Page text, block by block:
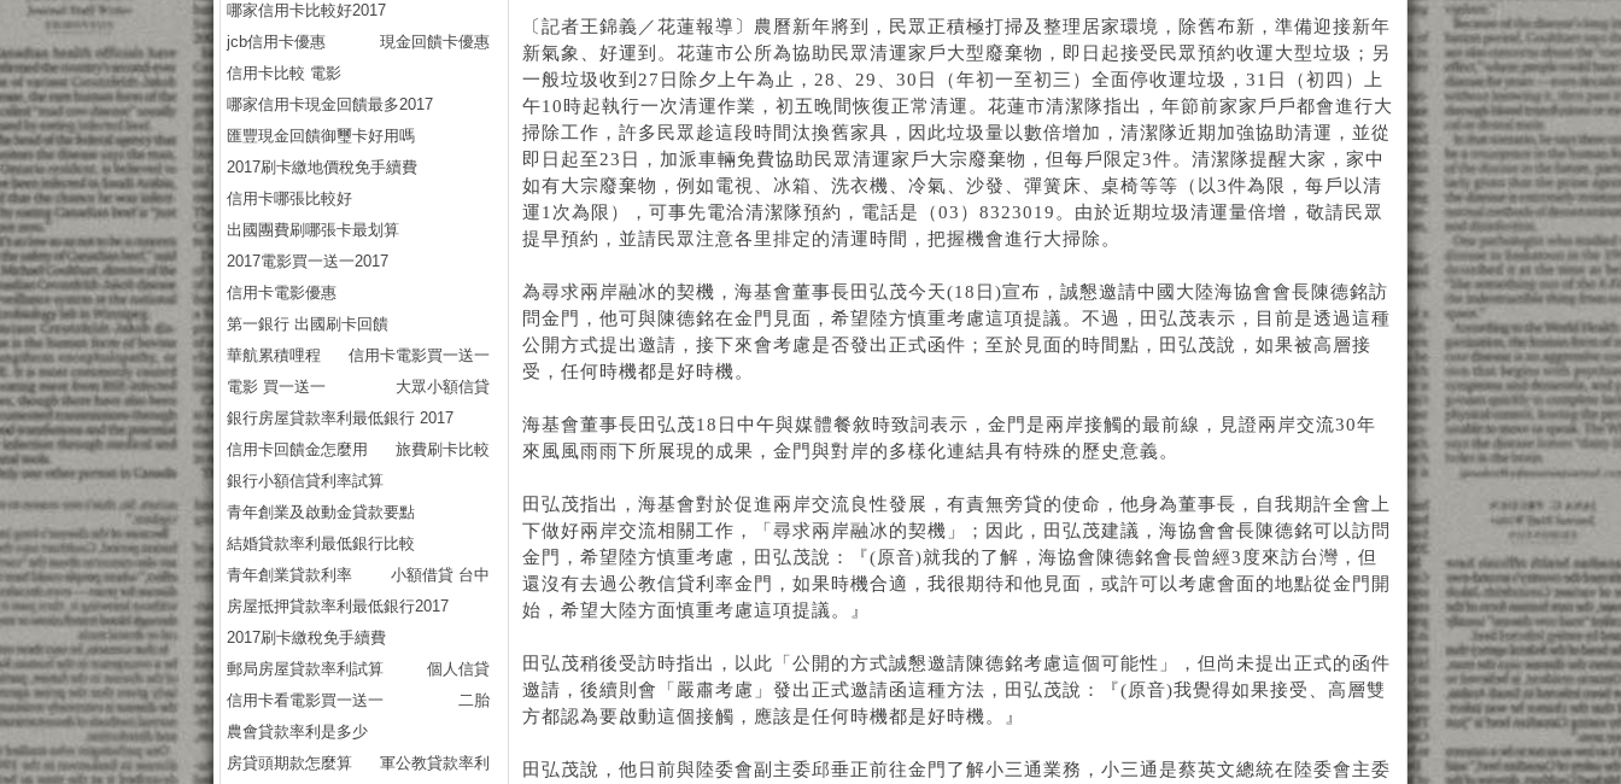
〔記者王錦義／花蓮報導〕農曆新年將到，民眾正積極打掃及整理居家環境，除舊布新，準備迎接新年
新氣象、好運到。花蓮市公所為協助民眾清運家戶大型廢棄物，即日起接受民眾預約收運大型垃圾；另
一般垃圾收到27日除夕上午為止，28、29、30日（年初一至初三）全面停收運垃圾，31日（初四）上
午10時起執行一次清運作業，初五晚間恢復正常清運。花蓮市清潔隊指出，年節前家家戶戶都會進行大
掃除工作，許多民眾趁這段時間汰換舊家具，因此垃圾量以數倍增加，清潔隊近期加強協助清運，並從
即日起至23日，加派車輛免費協助民眾清運家戶大宗廢棄物，但每戶限定3件。清潔隊提醒大家，家中
如有大宗廢棄物，例如電視、冰箱、洗衣機、冷氣、沙發、彈簧床、桌椅等等（以3件為限，每戶以清
運1次為限），可事先電洽清潔隊預約，電話是（03）8323019。由於近期垃圾清運量倍增，敬請民眾
提早預約，並請民眾注意各里排定的清運時間，把握機會進行大掃除。
為尋求兩岸融冰的契機，海基會董事長田弘茂今天(18日)宣布，誠懇邀請中國大陸海協會會長陳德銘訪
問金門，他可與陳德銘在金門見面，希望陸方慎重考慮這項提議。不過，田弘茂表示，目前是透過這種
公開方式提出邀請，接下來會考慮是否發出正式函件；至於見面的時間點，田弘茂說，如果被高層接
受，任何時機都是好時機。
海基會董事長田弘茂18日中午與媒體餐敘時致詞表示，金門是兩岸接觸的最前線，見證兩岸交流30年
來風風雨雨下所展現的成果，金門與對岸的多樣化連結具有特殊的歷史意義。
田弘茂指出，海基會對於促進兩岸交流良性發展，有責無旁貸的使命，他身為董事長，自我期許全會上
下做好兩岸交流相關工作，「尋求兩岸融冰的契機」；因此，田弘茂建議，海協會會長陳德銘可以訪問
金門，希望陸方慎重考慮，田弘茂說：『(原音)就我的了解，海協會陳德銘會長曾經3度來訪台灣，但
還沒有去過公教信貸利率金門，如果時機合適，我很期待和他見面，或許可以考慮會面的地點從金門開
始，希望大陸方面慎重考慮這項提議。』
田弘茂稍後受訪時指出，以此「公開的方式誠懇邀請陳德銘考慮這個可能性」，但尚未提出正式的函件
邀請，後續則會「嚴肅考慮」發出正式邀請函這種方法，田弘茂說：『(原音)我覺得如果接受、高層雙
方都認為要啟動這個接觸，應該是任何時機都是好時機。』
田弘茂說，他日前與陸委會副主委邱垂正前往金門了解小三通業務，小三通是蔡英文總統在陸委會主委
哪家信用卡比較好2017
jcb信用卡優惠
現金回饋卡優惠
信用卡比較 電影
哪家信用卡現金回饋最多2017
匯豐現金回饋御璽卡好用嗎
2017刷卡繳地價稅免手續費
信用卡哪張比較好
出國團費刷哪張卡最划算
2017電影買一送一2017
信用卡電影優惠
第一銀行 出國刷卡回饋
華航累積哩程
信用卡電影買一送一
電影 買一送一
大眾小額信貸
銀行房屋貸款率利最低銀行 2017
信用卡回饋金怎麼用
旅費刷卡比較
銀行小額信貸利率試算
青年創業及啟動金貸款要點
結婚貸款率利最低銀行比較
青年創業貸款利率
小額借貸 台中
房屋抵押貸款率利最低銀行2017
2017刷卡繳稅免手續費
郵局房屋貸款率利試算
個人信貸
信用卡看電影買一送一
二胎
農會貸款率利是多少
房貸頭期款怎麼算
軍公教貸款率利